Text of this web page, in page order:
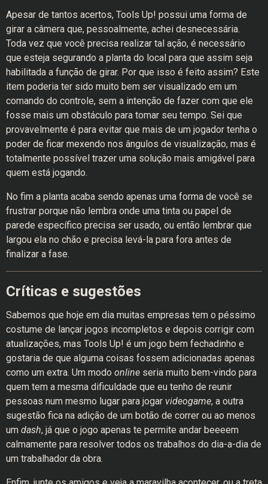
Apesar de tantos acertos, Tools Up! possui uma forma de
girar a câmera que, pessoalmente, achei desnecessária.
Toda vez que você precisa realizar tal ação, é necessário
que esteja segurando a planta do local para que assim seja
habilitada a função de girar. Por que isso é feito assim? Este
item poderia ter sido muito bem ser visualizado em um
comando do controle, sem a intenção de fazer com que ele
fosse mais um obstáculo para tomar seu tempo. Sei que
provavelmente é para evitar que mais de um jogador tenha o
poder de ficar mexendo nos ângulos de visualização, mas é
totalmente possível trazer uma solução mais amigável para
quem está jogando.
No fim a planta acaba sendo apenas uma forma de você se
frustrar porque não lembra onde uma tinta ou papel de
parede específico precisa ser usado, ou então lembrar que
largou ela no chão e precisa levá-la para fora antes de
finalizar a fase.
Críticas e sugestões
Sabemos que hoje em dia muitas empresas tem o péssimo
costume de lançar jogos incompletos e depois corrigir com
atualizações, mas Tools Up! é um jogo bem fechadinho e
gostaria de que alguma coisas fossem adicionadas apenas
como um extra. Um modo online seria muito bem-vindo para
quem tem a mesma dificuldade que eu tenho de reunir
pessoas num mesmo lugar para jogar videogame, a outra
sugestão fica na adição de um botão de correr ou ao menos
um dash, já que o jogo apenas te permite andar beeeem
calmamente para resolver todos os trabalhos do dia-a-dia de
um trabalhador da obra.